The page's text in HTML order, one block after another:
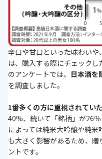
辛口や甘口といった味わい
は、購入する際にチェック
のアンケートでは、 日本酒を
を調査しました。
1番多くの方に重視されてい
40%、続いて「銘柄」が26
によっては純米大吟醸や純
も大きく影響があるため、
ントです。